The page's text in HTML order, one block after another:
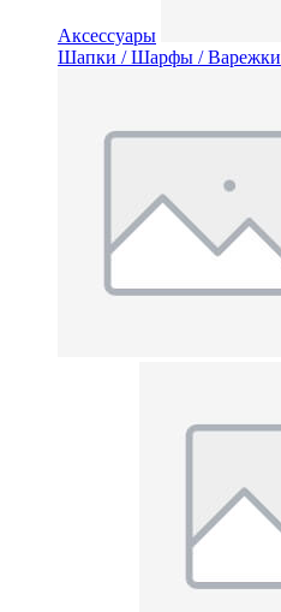
Аксессуары
Шапки / Шарфы / Варежки